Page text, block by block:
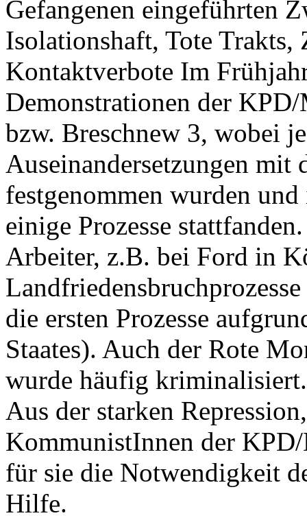
Gefangenen eingeführten
Isolationshaft, Tote Trakts,
Kontaktverbote Im
Demonstrationen der
bzw. Breschnew 3, wobei
Auseinandersetzungen mit
festgenommen wurden
einige Prozesse
Arbeiter, z.B. bei Ford in
die ersten Prozesse
Staates). Auch der Rote
wurde häufig kriminalisiert.
Aus der starken
KommunistInnen der
für sie die Notwendigkeit
Hilfe.